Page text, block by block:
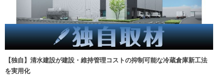
【独自】清水建設が建設・維持管理コストの抑制可能な冷蔵倉庫新工法
を実用化